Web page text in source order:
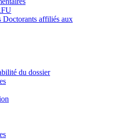
Doctorants affiliés aux
du dossier